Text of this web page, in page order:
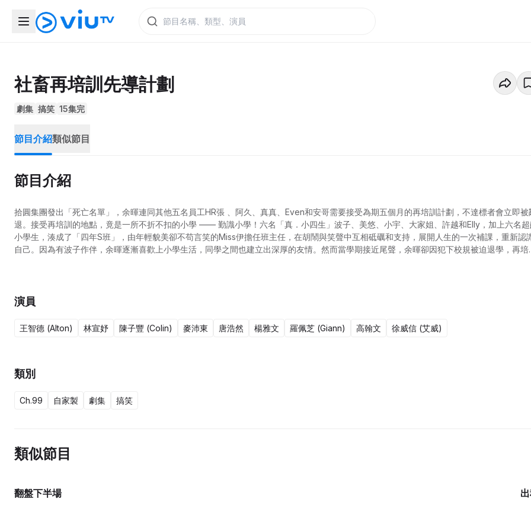
社畜再培訓先導計劃
劇集 搞笑 15集完
節目介紹類似節目
節目介紹
拾圓集團發出「死亡名單」，余暉連同其他五名員工HR張 、阿久、真真、Even和安哥需要接受為期五個月的再培訓計劃，不達標者會立即被
退。接受再培訓的地點，竟是一所不折不扣的小學 —— 勤識小學！六名「真．小四生」波子、美悠、小宇、大家姐、許越和Elly，加上六名
小學生，湊成了「四年S班」，由年輕貌美卻不苟言笑的Miss伊擔任班主任，在胡鬧與笑聲中互相砥礪和支持，展開人生的一次補課，重新認
自己。因為有波子作伴，余暉逐漸喜歡上小學生活，同學之間也建立出深厚的友情。然而當學期接近尾聲，余暉卻因犯下校規被迫退學，再培
演員
王智德 (Alton) 林宣妤 陳子豐 (Colin) 麥沛東 唐浩然 楊雅文 羅佩芝 (Giann) 高翰文 徐威信 (艾威)
類別
Ch.99 自家製 劇集 搞笑
類似節目
翻盤下半場